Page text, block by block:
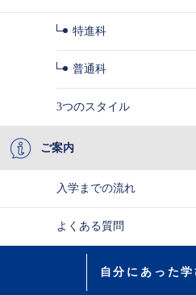
特進科
普通科
3つのスタイル
ご案内
入学までの流れ
よくある質問
自分にあった